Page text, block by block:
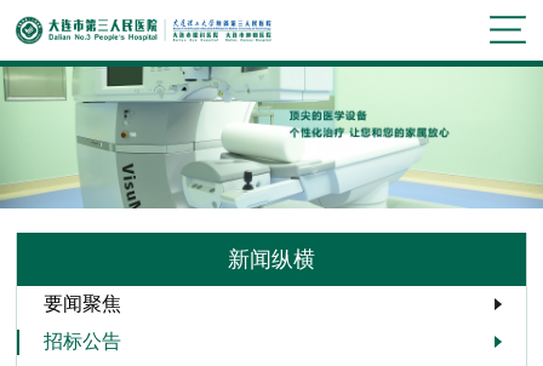
新闻纵横
要闻聚焦
招标公告